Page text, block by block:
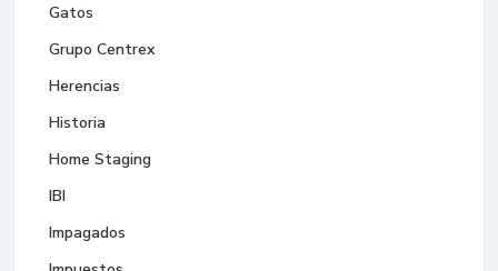
Gatos
Grupo Centrex
Herencias
Historia
Home Staging
IBI
Impagados